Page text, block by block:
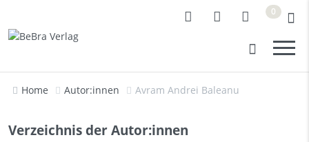
0
Home Autor:innen Avram Andrei Baleanu
Verzeichnis der Autor:innen